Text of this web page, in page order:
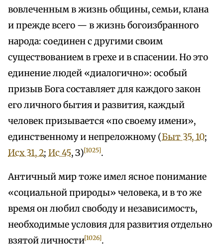
вовлеченным в жизнь общины, семьи, клана
и прежде всего — в жизнь богоизбранного
народа: соединен с другими своим
существованием в грехе и в спасении. Но это
единение людей «диалогично»: особый
призыв Бога составляет для каждого закон
его личного бытия и развития, каждый
человек призывается «по своему имени»,
единственному и непреложному (Быт 35, 10;
Исх 31, 2; Ис 45, З)[1025].
Античный мир тоже имел ясное понимание
«социальной природы» человека, и в то же
время он любил свободу и независимость,
необходимые условия для развития отдельно
взятой личности[1026].